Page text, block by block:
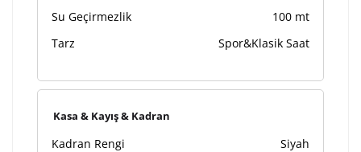
Su Geçirmezlik
100 mt
Tarz
Spor&Klasik Saat
Kasa & Kayış & Kadran
Kadran Rengi
Siyah